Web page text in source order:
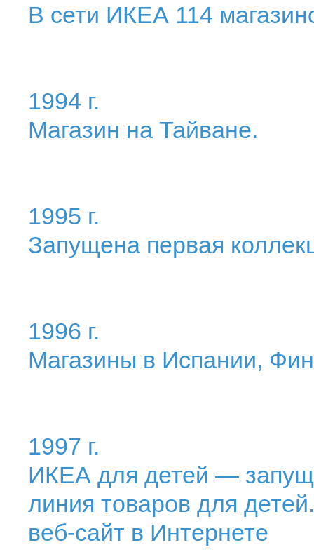
В сети ИКЕА 114
1994 г.
Магазин на Тайване.
1995 г.
Запущена первая
1996 г.
Магазины в Испании,
1997 г.
ИКЕА для детей —
линия товаров для
веб-сайт в Интернете